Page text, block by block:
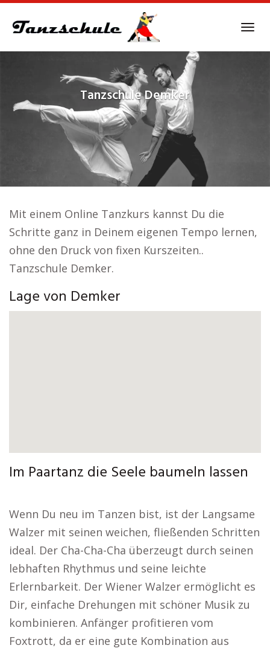
TanzschuleDemker
Mit einem Online Tanzkurs kannst Du die
Schritte ganz in Deinem eigenen Tempo lernen,
ohne den Druck von fixen Kurszeiten..
Tanzschule Demker.
Lage von Demker
Im Paartanz die Seele baumeln lassen
Wenn Du neu im Tanzen bist, ist der Langsame
Walzer mit seinen weichen, fließenden Schritten
ideal. Der Cha-Cha-Cha überzeugt durch seinen
lebhaften Rhythmus und seine leichte
Erlernbarkeit. Der Wiener Walzer ermöglicht es
Dir, einfache Drehungen mit schöner Musik zu
kombinieren. Anfänger profitieren vom
Foxtrott, da er eine gute Kombination aus